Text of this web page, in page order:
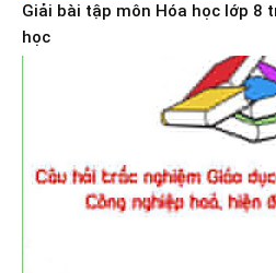
Giải bài tập môn Hóa học lớp 8
học